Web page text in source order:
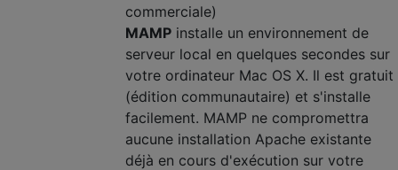
commerciale)
MAMP installe un environnement de
serveur local en quelques secondes sur
votre ordinateur Mac OS X. Il est gratuit
(édition communautaire) et s'installe
facilement. MAMP ne compromettra
aucune installation Apache existante
déjà en cours d'exécution sur votre